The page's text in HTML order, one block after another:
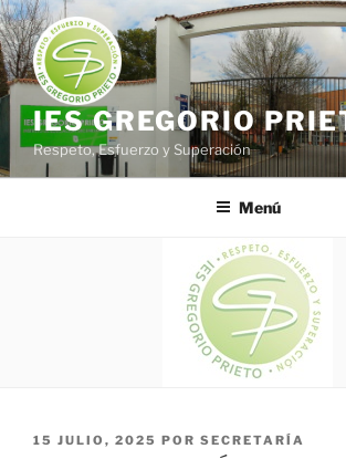
Saltar
al
contenido
IES GREGORIO
Respeto, Esfuerzo y Superación
Menú
PUBLICADO
15 JULIO, 2025 POR SECRETARÍA